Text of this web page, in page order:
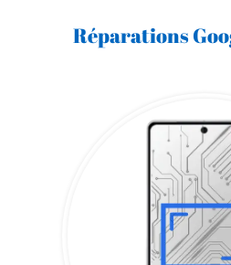
Réparations